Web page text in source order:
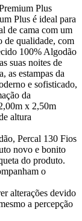
Plus
Plus é ideal para
de cama com um
de qualidade, com
100% Algodão
suas noites de
as estampas da
e sofisticado,
da
x 2,50m
altura
Percal 130 Fios
novo e bonito
do produto.
o
alterações devido
a percepção